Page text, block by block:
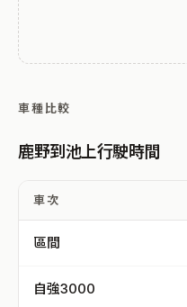
車種比較
鹿野到池上行駛時間
車次
區間
自強3000